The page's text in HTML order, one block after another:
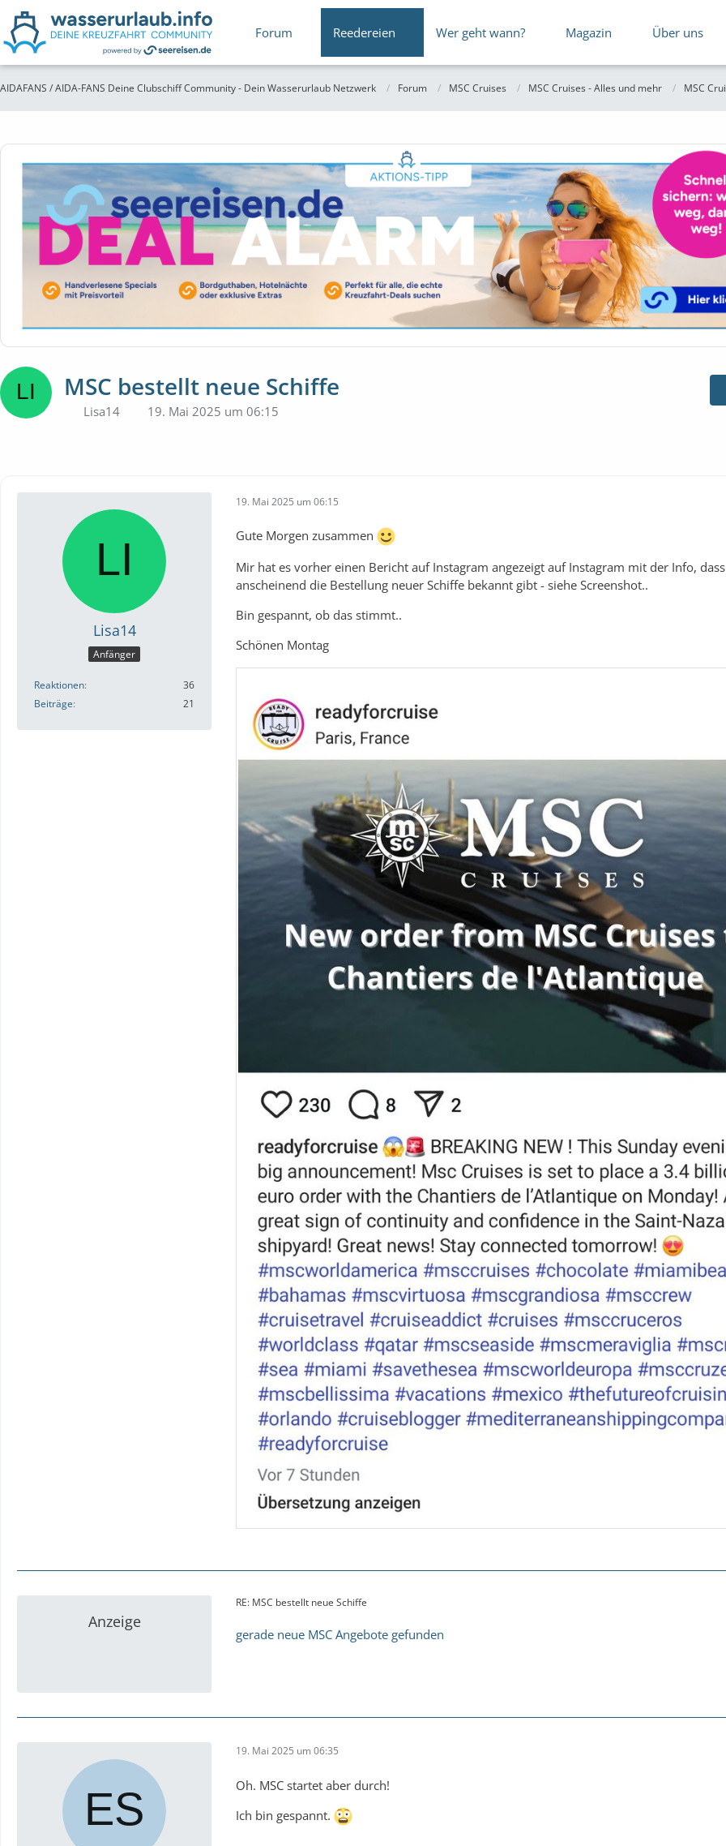
Forum Reedereien Wer geht wann? Magazin Über uns
AIDAFANS / AIDA-FANS Deine Clubschiff Community - Dein Wasserurlaub Netzwerk Forum MSC Cruises MSC Cruises - Alles und mehr MSC
MSC bestellt neue Schiffe
Lisa14 19. Mai 2025 um 06:15
Lisa14
Anfänger
Reaktionen
36
Beiträge
21
19. Mai 2025 um 06:15
Gute Morgen zusammen
Mir hat es vorher einen Bericht auf Instagram angezeigt auf Instagram mit der Info, dass
anscheinend die Bestellung neuer Schiffe bekannt gibt - siehe Screenshot..
Bin gespannt, ob das stimmt..
Schönen Montag
Anzeige
RE: MSC bestellt neue Schiffe
gerade neue MSC Angebote gefunden
19. Mai 2025 um 06:35
Oh. MSC startet aber durch!
Ich bin gespannt.